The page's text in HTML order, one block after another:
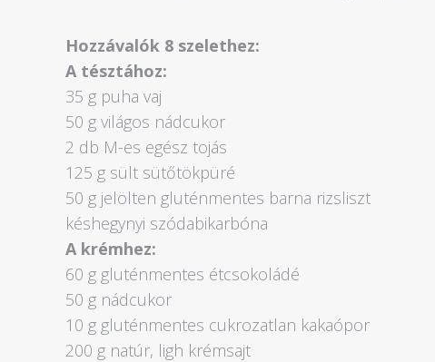
Hozzávalók 8 szelethez:
A tésztához:
35 g puha vaj
50 g világos nádcukor
2 db M-es egész tojás
125 g sült sütőtökpüré
50 g jelölten gluténmentes barna rizsliszt
késhegynyi szódabikarbóna
A krémhez:
60 g gluténmentes étcsokoládé
50 g nádcukor
10 g gluténmentes cukrozatlan kakaópor
200 g natúr, ligh krémsajt